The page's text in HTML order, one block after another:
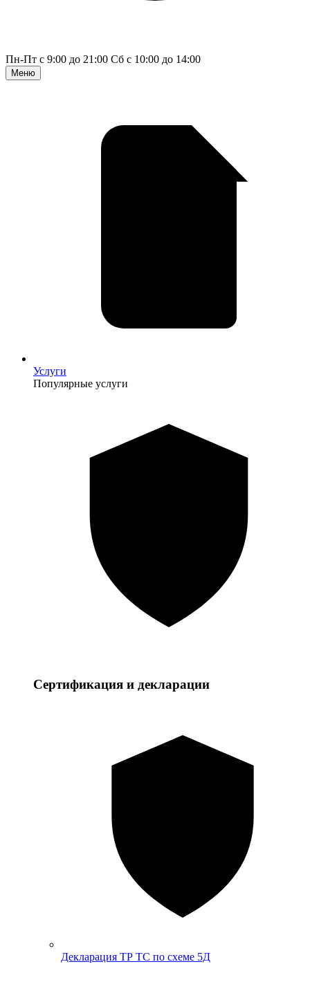
Пн-Пт с 9:00 до 21:00 Сб с 10:00 до 14:00
Меню
Услуги
Популярные услуги
Сертификация и декларации
Декларация ТР ТС по схеме 5Д